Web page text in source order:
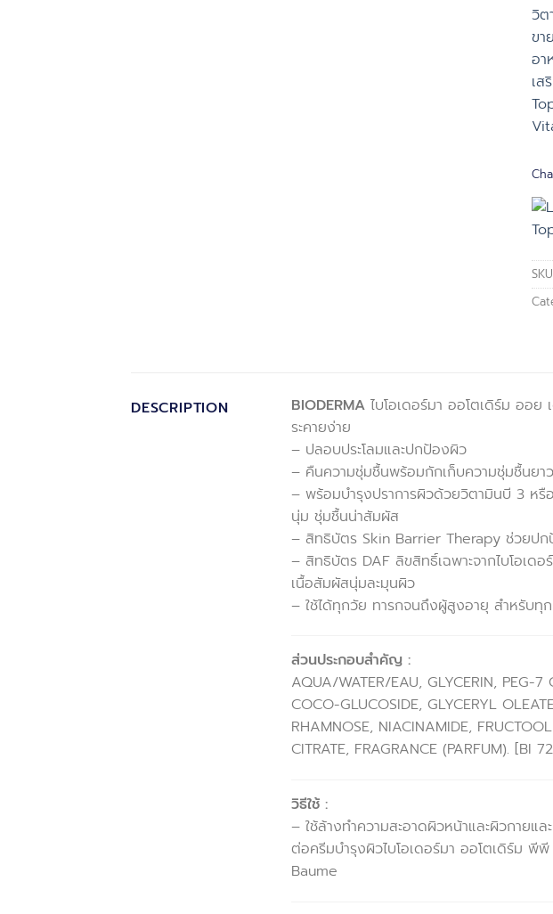
DESCRIPTION BIODERMA ไบโอเดอร์มา ออโตเดิร์ม ออ
ระคายง่าย
– ปลอบประโลมและปกป้องผิว
– คืนความชุ่มชื้นพร้อมกักเก็บความชุ่มชื้นยา
– พร้อมบำรุงปราการผิวด้วยวิตามินบี 3 หรื
นุ่ม ชุ่มชื้นน่าสัมผัส
– สิทธิบัตร Skin Barrier Therapy ช่วยปก
– สิทธิบัตร DAF ลิขสิทธิ์เฉพาะจากไบโอเ
เนื้อสัมผัสนุ่มละมุนผิว
– ใช้ได้ทุกวัย ทารกจนถึงผู้สูงอายุ สำหรับทุ
ส่วนประกอบสำคัญ :
AQUA/WATER/EAU, GLYCERIN, PEG-7
COCO-GLUCOSIDE, GLYCERYL
RHAMNOSE, NIACINAMIDE,
CITRATE, FRAGRANCE (PARFUM). [BI
วิธีใช้ :
– ใช้ล้างทำความสะอาดผิวหน้าและผิวกายแ
ต่อครีมบำรุงผิวไบโอเดอร์มา ออโตเดิร์ม
Baume